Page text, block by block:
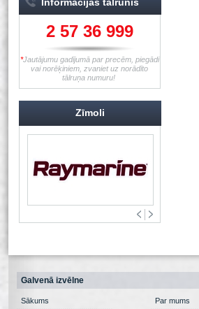
2 57 36 999
*Jautājumu gadījumā par precēm, piegādi
vai norēķiniem, zvaniet uz norādīto
tālruņa numuru!
Zīmoli
Galvenā izvēlne
Sākums
Par mums